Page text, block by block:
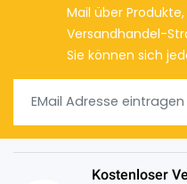
Mail über
Versandhandel-
Sie können sich
Kostenloser